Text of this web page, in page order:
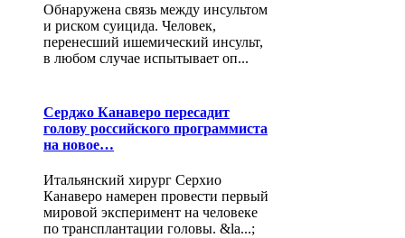
Обнаружена связь между инсультом
и риском суицида. Человек,
перенесший ишемический инсульт,
в любом случае испытывает оп...
Серджо Канаверо пересадит
голову российского программиста
на новое…
Итальянский хирург Серхио
Канаверо намерен провести первый
мировой эксперимент на человеке
по трансплантации головы. &la...;